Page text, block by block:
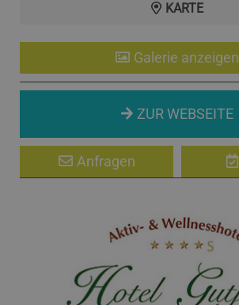
KARTE
Galerie anzeigen
ZUR WEBSEITE
Anfragen